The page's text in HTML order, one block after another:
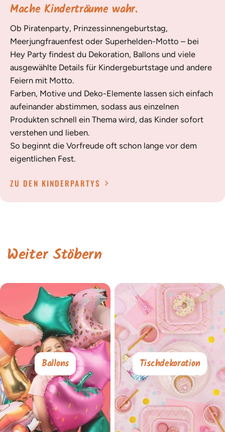
Mache Kinderträume wahr.
Ob Piratenparty, Prinzessinnengeburtstag,
Meerjungfrauenfest oder Superhelden-Motto – bei
Hey Party findest du Dekoration, Ballons und viele
ausgewählte Details für Kindergeburtstage und andere
Feiern mit Motto.
Farben, Motive und Deko-Elemente lassen sich einfach
aufeinander abstimmen, sodass aus einzelnen
Produkten schnell ein Thema wird, das Kinder sofort
verstehen und lieben.
So beginnt die Vorfreude oft schon lange vor dem
eigentlichen Fest.
ZU DEN KINDERPARTYS
Weiter Stöbern
Ballons Tischdekoration